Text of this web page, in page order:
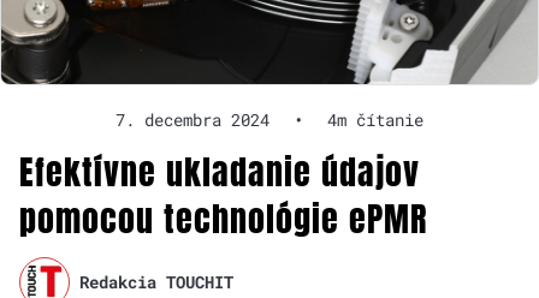
7. decembra 2024 • 4m čítanie
Efektívne ukladanie údajov
pomocou technológie ePMR
Redakcia TOUCHIT